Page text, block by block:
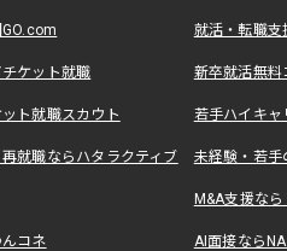
就活・転職
ケット就職 新卒就活無料
ト就職スカウト 若手ハイキ
就職ならハタラクティブ 未経験・若手
M&A支援な
コネ AI面接なら